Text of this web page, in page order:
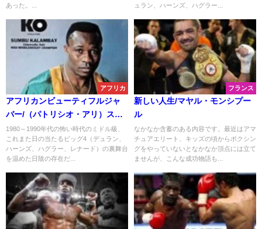
あった。...
ュラン、ハーンズ、ハグラー...
アフリカ
アフリカンビューティフルジャ
バー/（パトリシオ・アリ）スン
ブ・カランベイ
1980～1990年代の怖い時代のミドル級、
これまた日の当たるビッグ4（デュラン、
ハーンズ、ハグラー、レナード）の裏舞台
を温めた日陰の存在だ...
フランス
新しい人生/マヤル・モンシプー
ル
なかなか含蓄のある内容です。最近はアマ
チュアエリート、キッズの頃からボクシン
グをやっていないとなかなか頂点には立て
ませんが、こんな成功物語も...